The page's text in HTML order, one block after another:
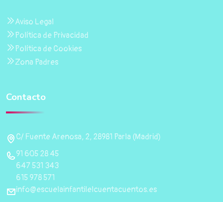
Aviso Legal
Política de Privacidad
Política de Cookies
Zona Padres
Contacto
C/ Fuente Arenosa, 2, 28981 Parla (Madrid)
91 605 28 45
647 531 343
615 978 571
info@escuelainfantilelcuentacuentos.es